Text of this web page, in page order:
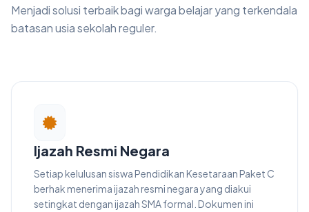
Menjadi solusi terbaik bagi warga belajar yang terkendala
batasan usia sekolah reguler.
Ijazah Resmi Negara
Setiap kelulusan siswa Pendidikan Kesetaraan Paket C
berhak menerima ijazah resmi negara yang diakui
setingkat dengan ijazah SMA formal. Dokumen ini